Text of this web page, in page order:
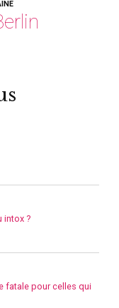
intox ?
fatale pour celles qui